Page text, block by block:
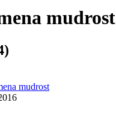
mudrost
mudrost